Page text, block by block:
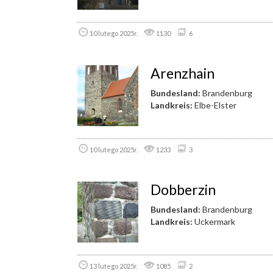
10 lutego 2025r. 1130 6
Arenzhain
Bundesland: Brandenburg
Landkreis: Elbe-Elster
10 lutego 2025r. 1233 3
Dobberzin
Bundesland: Brandenburg
Landkreis: Uckermark
13 lutego 2025r. 1085 2